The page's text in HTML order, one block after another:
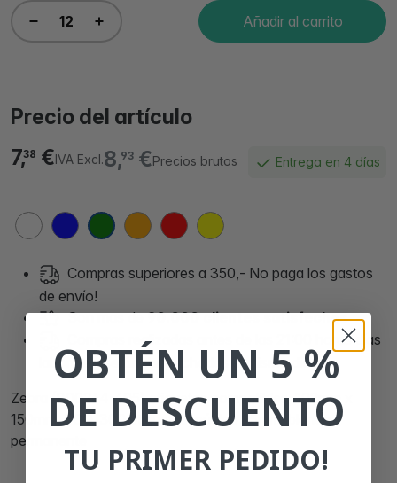
Añadir al carrito
Precio del artículo
8,93€Precios brutos
7,38 €IVA Excl. Entrega en 4 días
Compras superiores a 350,- No paga los gastos
de envío!
Son mas de90.000 clientes satisfechos
Compras realizadas antes de las 21:00 horas días
laborales, serán despachadas el mismo día.
Zebra (800264-605) etiquetas compatibles, 102mm x
150mm, ECO, 300 etiquetas, núcleo 25mm, blanco,
permanente
OBTÉN UN 5 %
DE DESCUENTO
TU PRIMER PEDIDO!